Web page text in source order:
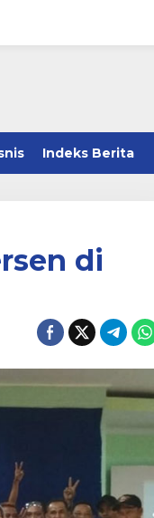
Indeks Berita
di